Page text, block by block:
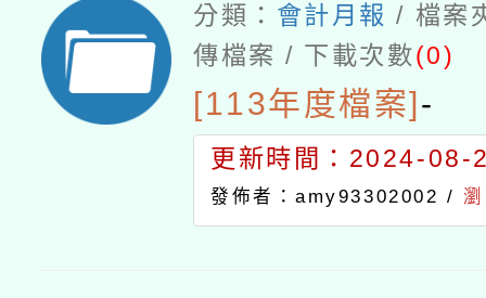
分類： 會計月報 / 檔案
傳檔案 / 下載次數(0)
[113年度檔案]-
更新時間：2024-08-
發佈者：amy93302002 /